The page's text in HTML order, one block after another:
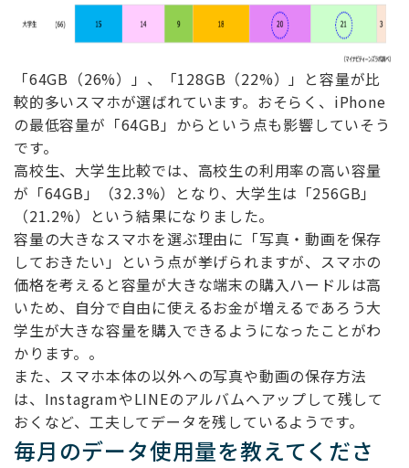
「64GB（26%）」、「128GB（22%）」と容量が比
較的多いスマホが選ばれています。おそらく、iPhone
の最低容量が「64GB」からという点も影響していそう
です。
高校生、大学生比較では、高校生の利用率の高い容量
が「64GB」（32.3%）となり、大学生は「256GB」
（21.2%）という結果になりました。
容量の大きなスマホを選ぶ理由に「写真・動画を保存
しておきたい」という点が挙げられますが、スマホの
価格を考えると容量が大きな端末の購入ハードルは高
いため、自分で自由に使えるお金が増えるであろう大
学生が大きな容量を購入できるようになったことがわ
かります。。
また、スマホ本体の以外への写真や動画の保存方法
は、InstagramやLINEのアルバムへアップして残して
おくなど、工夫してデータを残しているようです。
毎月のデータ使用量を教えてくださ